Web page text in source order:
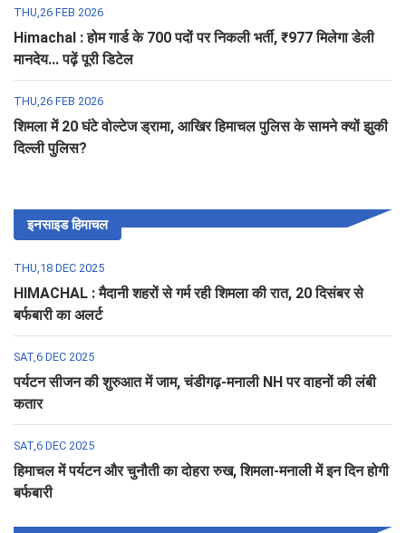
THU,26 FEB 2026
Himachal : होम गार्ड के 700 पदों पर निकली भर्ती, ₹977 मिलेगा डेली
मानदेय... पढ़ें पूरी डिटेल
THU,26 FEB 2026
शिमला में 20 घंटे वोल्टेज ड्रामा, आखिर हिमाचल पुलिस के सामने क्यों झुकी
दिल्ली पुलिस?
इनसाइड हिमाचल
THU,18 DEC 2025
HIMACHAL : मैदानी शहरों से गर्म रही शिमला की रात, 20 दिसंबर से
बर्फबारी का अलर्ट
SAT,6 DEC 2025
पर्यटन सीजन की शुरुआत में जाम, चंडीगढ़-मनाली NH पर वाहनों की लंबी
कतार
SAT,6 DEC 2025
हिमाचल में पर्यटन और चुनौती का दोहरा रुख, शिमला-मनाली में इन दिन होगी
बर्फबारी